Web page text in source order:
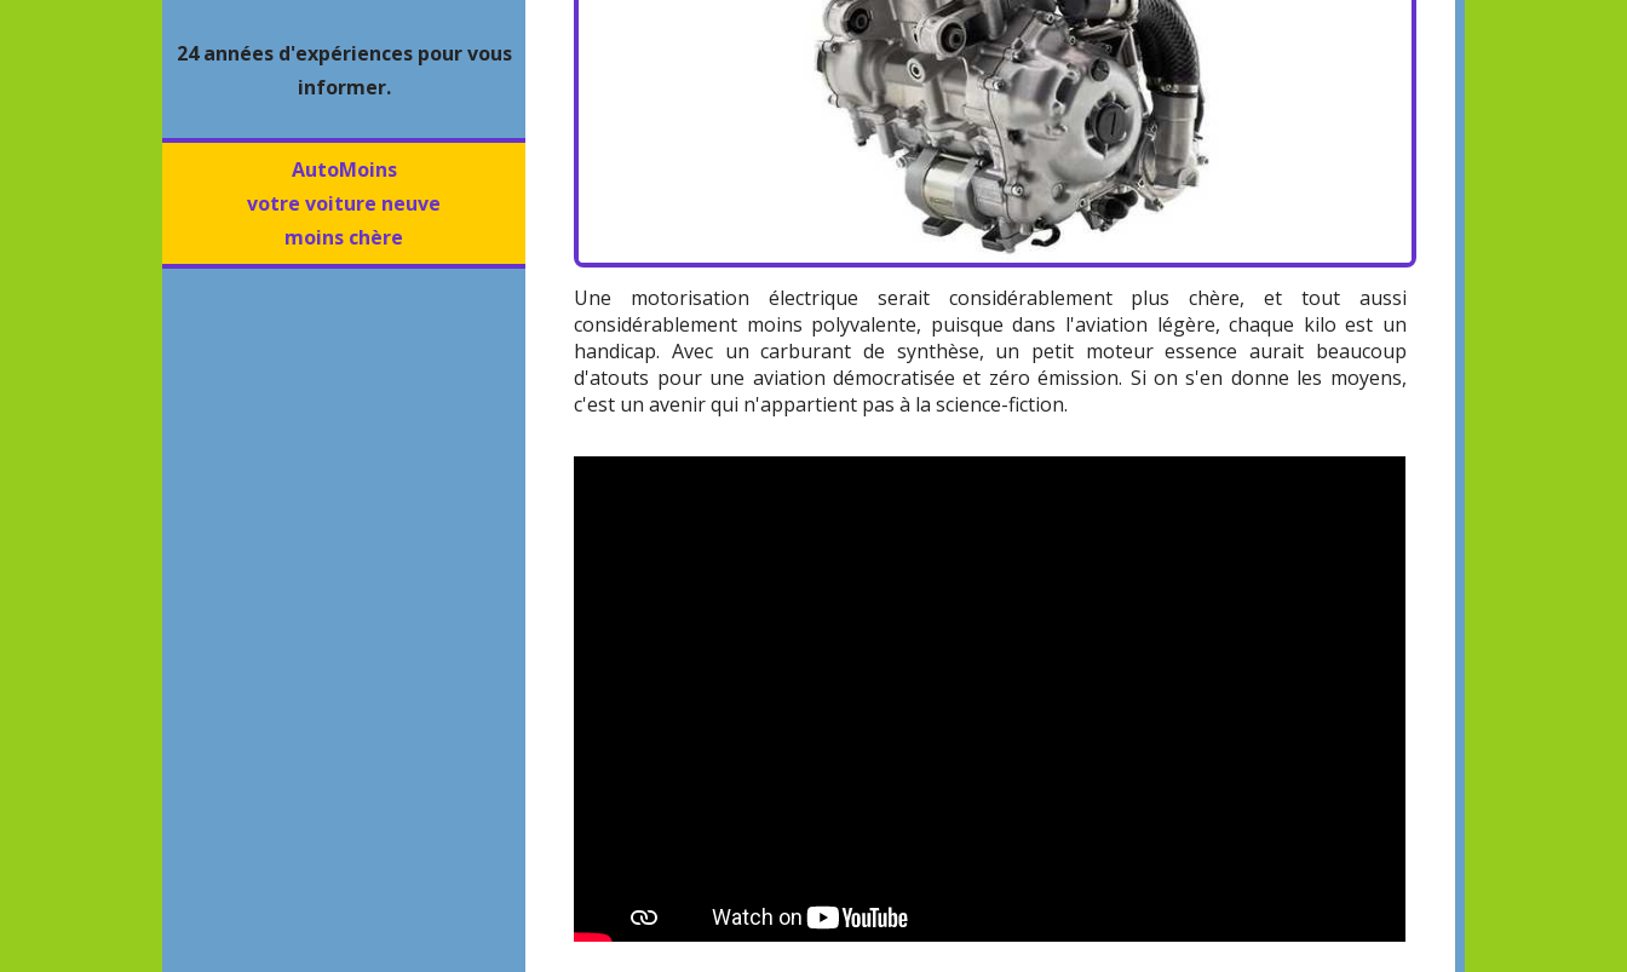
24 années d'expériences pour vous
informer.
AutoMoins
votre voiture neuve
moins chère
Une motorisation électrique serait considérablement plus chère, et tout aussi
considérablement moins polyvalente, puisque dans l'aviation légère, chaque kilo est un
handicap. Avec un carburant de synthèse, un petit moteur essence aurait beaucoup
d'atouts pour une aviation démocratisée et zéro émission. Si on s'en donne les moyens,
c'est un avenir qui n'appartient pas à la science-fiction.